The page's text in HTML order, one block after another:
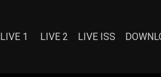
LIVE 1 LIVE 2 LIVE ISS